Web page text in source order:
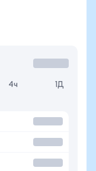
4ч 1Д